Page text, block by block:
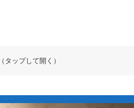
タップして開く）